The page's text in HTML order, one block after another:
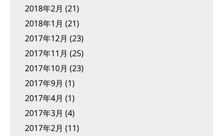
2018年2月 (21)
2018年1月 (21)
2017年12月 (23)
2017年11月 (25)
2017年10月 (23)
2017年9月 (1)
2017年4月 (1)
2017年3月 (4)
2017年2月 (11)